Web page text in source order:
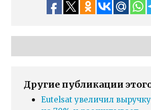
Другие публикации
Eutelsat увеличил